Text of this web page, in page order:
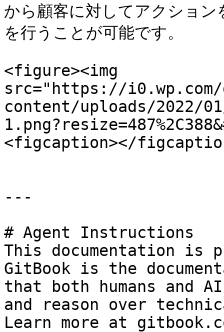
から顧客に対してアクショ
を行うことが可能です。
<figure><img
src="https://
content/uploads/2022/
<figcaption></
---
# Agent Instructions
This documentation is
GitBook is the
that both humans and
and reason over
Learn more at